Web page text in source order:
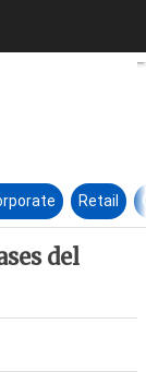
son
Retail
del